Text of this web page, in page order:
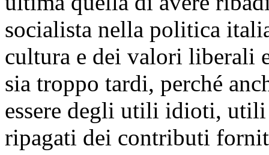
socialista nella politica
cultura e dei valori liberali
sia troppo tardi, perché
essere degli utili idioti, utili
ripagati dei contributi